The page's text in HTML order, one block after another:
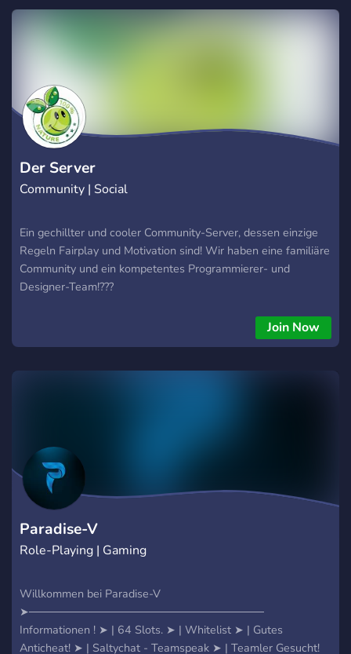
Der Server
Community | Social
Ein gechillter und cooler Community-Server, dessen einzige
Regeln Fairplay und Motivation sind! Wir haben eine familiäre
Community und ein kompetentes Programmierer- und
Designer-Team!???
Join Now
Paradise-V
Role-Playing | Gaming
Willkommen bei Paradise-V
➤──────────────────────────────
Informationen ! ➤ | 64 Slots. ➤ | Whitelist ➤ | Gutes
Anticheat! ➤ | Saltychat - Teamspeak ➤ | Teamler Gesucht!